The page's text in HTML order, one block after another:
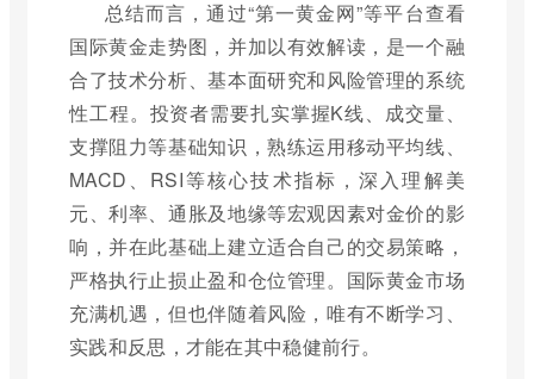
总结而言，通过“第一黄金网”等平台查看
国际黄金走势图，并加以有效解读，是一个融
合了技术分析、基本面研究和风险管理的系统
性工程。投资者需要扎实掌握K线、成交量、
支撑阻力等基础知识，熟练运用移动平均线、
MACD、RSI等核心技术指标，深入理解美
元、利率、通胀及地缘等宏观因素对金价的影
响，并在此基础上建立适合自己的交易策略，
严格执行止损止盈和仓位管理。国际黄金市场
充满机遇，但也伴随着风险，唯有不断学习、
实践和反思，才能在其中稳健前行。